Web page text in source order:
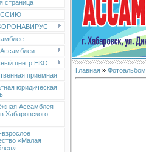
страница
центр НКО
приемная
юридическая
Ассамблея
Хабаровского
взрослое
«Малая
Главная » Фотоальбом